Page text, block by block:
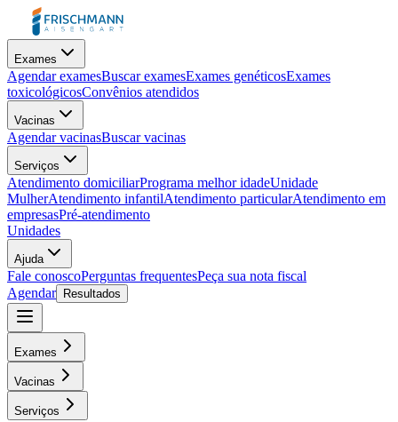
Exames
Agendar examesBuscar examesExames genéticosExames
toxicológicosConvênios atendidos
Vacinas
Agendar vacinasBuscar vacinas
Serviços
Atendimento domiciliarPrograma melhor idadeUnidade
MulherAtendimento infantilAtendimento particularAtendimento em
empresasPré-atendimento
Unidades
Ajuda
Fale conoscoPerguntas frequentesPeça sua nota fiscal
Agendar
Resultados
Exames
Vacinas
Serviços